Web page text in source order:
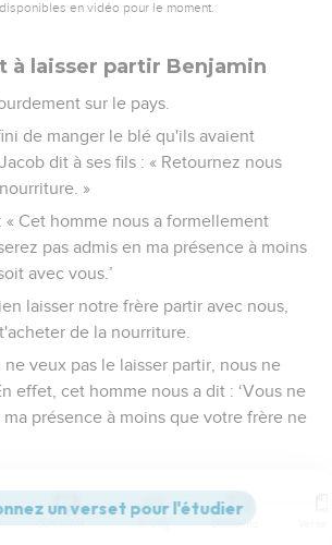
en vidéo pour le moment.
à laisser partir Benjamin
sur le pays.
de manger le blé qu'ils avaient
dit à ses fils : « Retournez nous
»
Cet homme nous a formellement
pas admis en ma présence à moins
avec vous.’
laisser notre frère partir avec nous,
de la nourriture.
ne veux pas le laisser partir, nous ne
effet, cet homme nous a dit : ‘Vous ne
ma présence à moins que votre frère ne
que vous aviez encore un frère ? »
Commentaires Strong